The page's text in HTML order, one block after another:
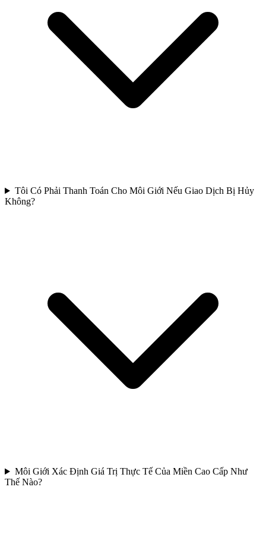
Tôi Có Phải Thanh Toán Cho Môi Giới Nếu Giao Dịch Bị Hủy
Không?
Môi Giới Xác Định Giá Trị Thực Tế Của Miền Cao Cấp Như
Thế Nào?